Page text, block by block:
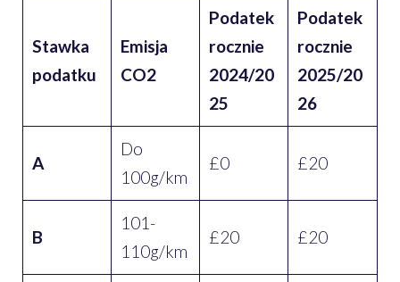
Stawka
podatku
Emisja
CO2
Podatek
rocznie
2024/20
25
Podatek
rocznie
2025/20
26
A
Do
100g/km
£0 £20
B
101-
110g/km
£20 £20